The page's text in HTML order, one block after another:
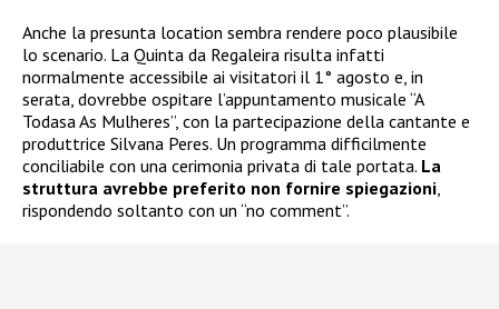
Anche la presunta location sembra rendere poco plausibile
lo scenario. La Quinta da Regaleira risulta infatti
normalmente accessibile ai visitatori il 1° agosto e, in
serata, dovrebbe ospitare l’appuntamento musicale “A
Todasa As Mulheres”, con la partecipazione della cantante e
produttrice Silvana Peres. Un programma difficilmente
conciliabile con una cerimonia privata di tale portata. La
struttura avrebbe preferito non fornire spiegazioni
rispondendo soltanto con un “no comment”.